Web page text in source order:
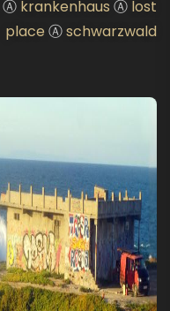
Ⓐ krankenhaus Ⓐ lost
place Ⓐschwarzwald